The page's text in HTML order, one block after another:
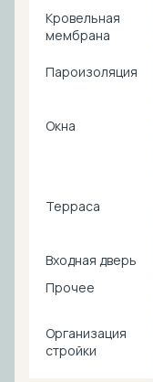
Кровельная
мембрана
Пароизоляция
Окна
Терраса
Входная дверь
Прочее
Организация
стройки